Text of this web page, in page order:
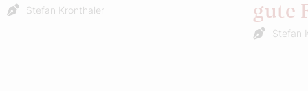
Stefan Kronthaler
gute
Stefan